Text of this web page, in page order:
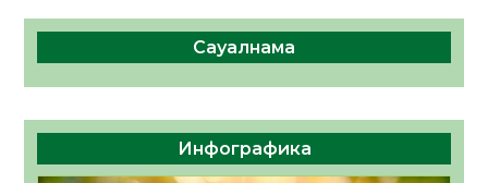
Сауалнама
Инфографика